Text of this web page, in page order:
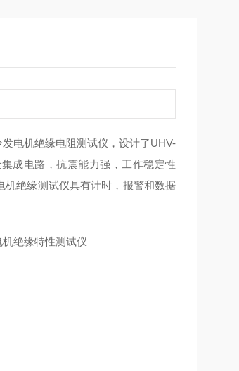
电机绝缘电阻测试仪，设计了UHV-
成电路，抗震能力强，工作稳定性
绝缘测试仪具有计时，报警和数据
绝缘特性测试仪